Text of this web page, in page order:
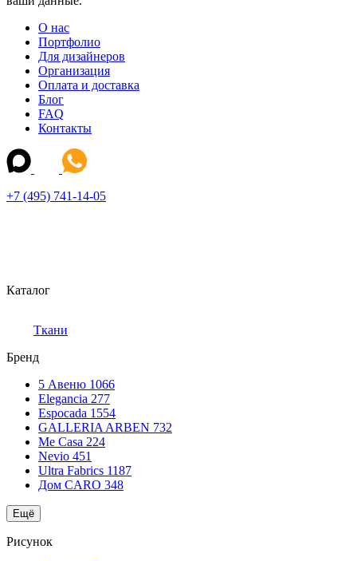
О нас
Портфолио
Для дизайнеров
Организация
Оплата и доставка
Блог
FAQ
Контакты
+7 (495) 741-14-05
Каталог
Ткани
Бренд
5 Авеню 1066
Elegancia 277
Espocada 1554
GALLERIA ARBEN 732
Me Casa 224
Nevio 451
Ultra Fabrics 1187
Дом CARO 348
Ещё
Рисунок